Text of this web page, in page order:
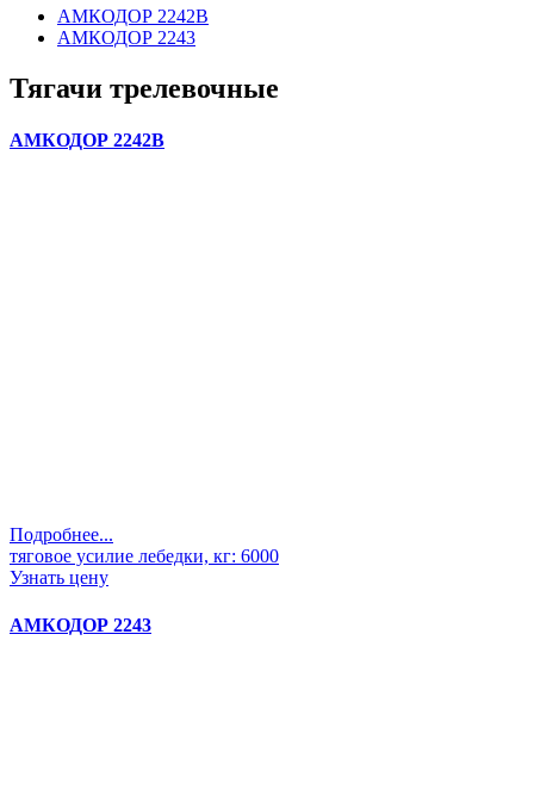
АМКОДОР 2242B
АМКОДОР 2243
Тягачи трелевочные
АМКОДОР 2242B
Подробнее...
тяговое усилие лебедки, кг: 6000
Узнать цену
АМКОДОР 2243